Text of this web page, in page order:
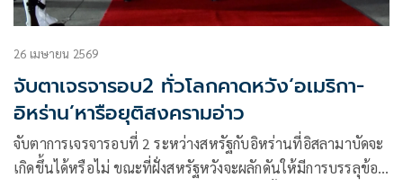
26 เมษายน 2569
จับตาเจรจารอบ2 ทั่วโลกคาดหวัง‘อเมริกา-
อิหร่าน’หารือยุติสงครามอ่าว
จับตาการเจรจารอบที่ 2 ระหว่างสหรัฐกับอิหร่านที่อิสลามาบัดจะ
เกิดขึ้นได้หรือไม่ ขณะที่ฝั่งสหรัฐหวังจะผลักดันให้มีการบรรลุข้อ